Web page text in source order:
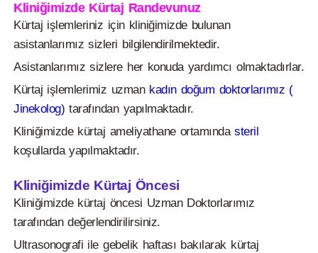
Kliniğimizde Kürtaj Randevunuz
Kürtaj işlemleriniz için kliniğimizde bulunan
asistanlarımız sizleri bilgilendirilmektedir.
Asistanlarımız sizlere her konuda yardımcı olmaktadırlar.
Kürtaj işlemlerimiz uzman kadın doğum doktorlarımız (
Jinekolog) tarafından yapılmaktadır.
Kliniğimizde kürtaj ameliyathane ortamındasteril
koşullarda yapılmaktadır.
Kliniğimizde Kürtaj Öncesi
Kliniğimizde kürtaj öncesi Uzman Doktorlarımız
tarafından değerlendirilirsiniz.
Ultrasonografi ile gebelik haftası bakılarak kürtaj